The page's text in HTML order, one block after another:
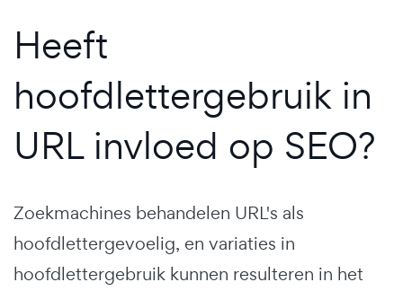
Heeft
hoofdlettergebruik in
URL invloed op SEO?
Zoekmachines behandelen URL's als
hoofdlettergevoelig, en variaties in
hoofdlettergebruik kunnen resulteren in het